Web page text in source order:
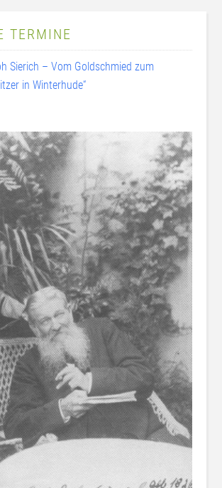
TERMINE
Sierich – Vom Goldschmied zum
in Winterhude“